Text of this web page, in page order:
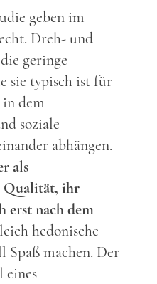
geben im
Dreh- und
geringe
sie typisch ist für
dem
soziale
abhängen.
als
Qualität, ihr
erst nach dem
hedonische
Spaß machen. Der
eines